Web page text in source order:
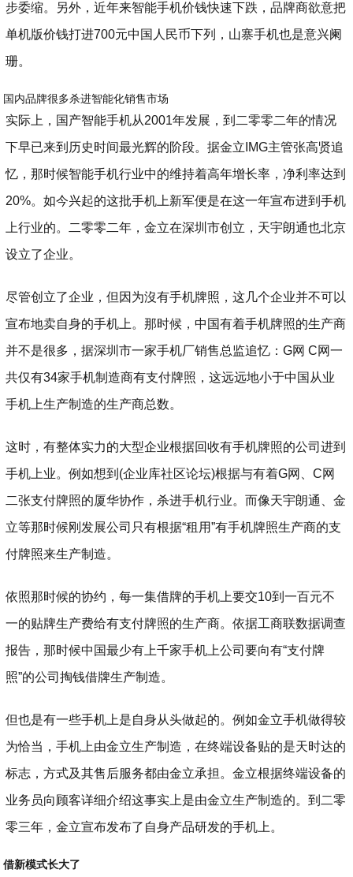
步委缩。另外，近年来智能手机价钱快速下跌，品牌商欲意把
单机版价钱打进700元中国人民币下列，山寨手机也是意兴阑
珊。
国内品牌很多杀进智能化销售市场
实际上，国产智能手机从2001年发展，到二零零二年的情况
下早已来到历史时间最光辉的阶段。据金立IMG主管张高贤追
忆，那时候智能手机行业中的维持着高年增长率，净利率达到
20%。如今兴起的这批手机上新军便是在这一年宣布进到手机
上行业的。二零零二年，金立在深圳市创立，天宇朗通也北京
设立了企业。
尽管创立了企业，但因为沒有手机牌照，这几个企业并不可以
宣布地卖自身的手机上。那时候，中国有着手机牌照的生产商
并不是很多，据深圳市一家手机厂销售总监追忆：G网 C网一
共仅有34家手机制造商有支付牌照，这远远地小于中国从业
手机上生产制造的生产商总数。
这时，有整体实力的大型企业根据回收有手机牌照的公司进到
手机上业。例如想到(企业库社区论坛)根据与有着G网、C网
二张支付牌照的厦华协作，杀进手机行业。而像天宇朗通、金
立等那时候刚发展公司只有根据“租用”有手机牌照生产商的支
付牌照来生产制造。
依照那时候的协约，每一集借牌的手机上要交10到一百元不
一的贴牌生产费给有支付牌照的生产商。依据工商联数据调查
报告，那时候中国最少有上千家手机上公司要向有“支付牌
照”的公司掏钱借牌生产制造。
但也是有一些手机上是自身从头做起的。例如金立手机做得较
为恰当，手机上由金立生产制造，在终端设备贴的是天时达的
标志，方式及其售后服务都由金立承担。金立根据终端设备的
业务员向顾客详细介绍这事实上是由金立生产制造的。到二零
零三年，金立宣布发布了自身产品研发的手机上。
借新模式长大了